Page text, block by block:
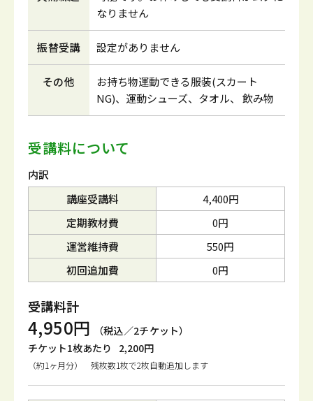
なりません
振替受講 設定がありません
その他
お持ち物運動できる服装(スカート
NG)、運動シューズ、タオル、 飲み物
受講料について
内訳
講座受講料
4,400円
定期教材費
0円
運営維持費
550円
初回追加費
0円
受講料計
4,950円
（税込／2チケット）
チケット1枚あたり
2,200円
（約1ヶ月分） 残枚数1枚で2枚自動追加します